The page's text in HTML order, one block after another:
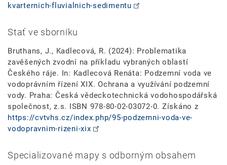
kvarternich-fluvialnich-sedimentu
Stať ve sborníku
Bruthans, J., Kadlecová, R. (2024): Problematika
zavěšených zvodní na příkladu vybraných oblastí
Českého ráje. In: Kadlecová Renáta: Podzemní voda ve
vodoprávním řízení XIX. Ochrana a využívání podzemní
vody. Praha: Česká vědeckotechnická vodohospodářská
společnost, z.s. ISBN 978-80-02-03072-0. Získáno z
https://cvtvhs.cz/index.php/95-podzemni-voda-ve-
vodopravnim-rizeni-xix
Specializované mapy s odborným obsahem